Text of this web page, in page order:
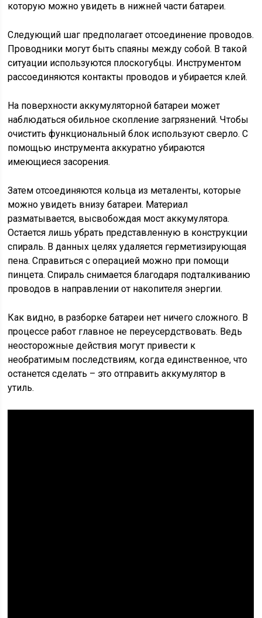
которую можно увидеть в нижней части батареи.
Следующий шаг предполагает отсоединение проводов.
Проводники могут быть спаяны между собой. В такой
ситуации используются плоскогубцы. Инструментом
рассоединяются контакты проводов и убирается клей.
На поверхности аккумуляторной батареи может
наблюдаться обильное скопление загрязнений. Чтобы
очистить функциональный блок используют сверло. С
помощью инструмента аккуратно убираются
имеющиеся засорения.
Затем отсоединяются кольца из металенты, которые
можно увидеть внизу батареи. Материал
разматывается, высвобождая мост аккумулятора.
Остается лишь убрать представленную в конструкции
спираль. В данных целях удаляется герметизирующая
пена. Справиться с операцией можно при помощи
пинцета. Спираль снимается благодаря подталкиванию
проводов в направлении от накопителя энергии.
Как видно, в разборке батареи нет ничего сложного. В
процессе работ главное не переусердствовать. Ведь
неосторожные действия могут привести к
необратимым последствиям, когда единственное, что
останется сделать – это отправить аккумулятор в
утиль.